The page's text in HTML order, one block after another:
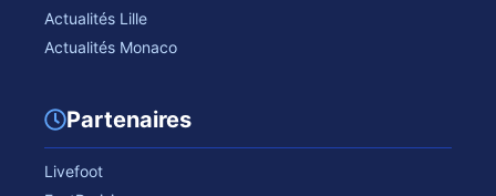
Actualités Lille
Actualités Monaco
Partenaires
Livefoot